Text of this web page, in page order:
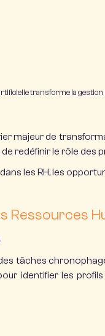
transforme la gestion
majeur de
redéfinir le rôle des
les RH, les
Ressources
tâches
identifier les profils